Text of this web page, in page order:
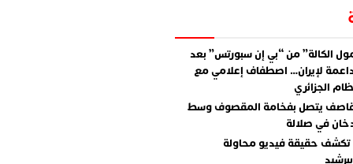
الكالة” من “بي إن سبورتس” بعد
لإيران… اصطفاف إعلامي مع
الجزائري
يتصل بفخامة المقصوف وسط
في صلالة
تكشف حقيقة فيديو محاولة